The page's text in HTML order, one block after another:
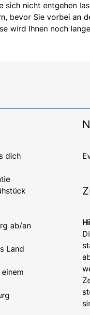
sich nicht entgehen
bevor Sie vorbei an
wird Ihnen noch
dich
ab/an
Land